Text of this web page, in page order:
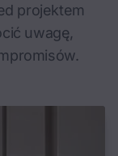
projektem
uwagę,